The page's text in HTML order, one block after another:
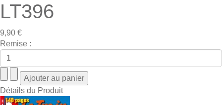
LT396
9,90 €
Remise :
Détails du Produit